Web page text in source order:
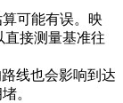
可能有误。映
直接测量基准往
线也会影响到达
。